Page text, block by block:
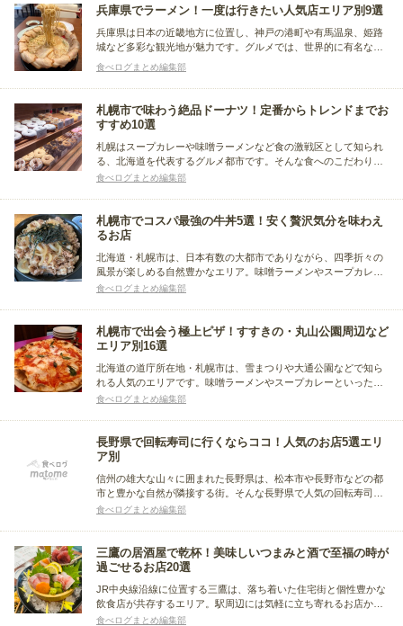
兵庫県でラーメン！一度は行きたい人気店エリア別9選
兵庫県は日本の近畿地方に位置し、神戸の港町や有馬温泉、姫路
城など多彩な観光地が魅力です。グルメでは、世界的に有名な神
戸ビーフや、淡路島の新鮮な魚介類、明石焼きが人気。異国情緒
あふれる街並みと豊かな自然が調和し、多様な文化と美食が楽し
めます。今回はその兵庫県でおすすめのラーメン店をまとめまし
た。
食べログまとめ編集部
札幌市で味わう絶品ドーナツ！定番からトレンドまでお
すすめ10選
札幌はスープカレーや味噌ラーメンなど食の激戦区として知られ
る、北海道を代表するグルメ都市です。そんな食へのこだわりは
スイーツにも波及し、素材にこだわった絶品ドーナツを提供する
した。
食べログまとめ編集部
札幌市でコスパ最強の牛丼5選！安く贅沢気分を味わえ
るお店
北海道・札幌市は、日本有数の大都市でありながら、四季折々の
風景が楽しめる自然豊かなエリア。味噌ラーメンやスープカレ
ー、新鮮な海鮮、ジンギスカンなど、北海道ならではの味覚がそ
食べログまとめ編集部
札幌市で出会う極上ピザ！すすきの・丸山公園周辺など
エリア別16選
北海道の道庁所在地・札幌市は、雪まつりや大通公園などで知ら
れる人気のエリアです。味噌ラーメンやスープカレーといったご
当地グルメが豊富ですが、本格的で美味しいピザを堪能できるお
た。
食べログまとめ編集部
長野県で回転寿司に行くならココ！人気のお店5選エリ
ア別
信州の雄大な山々に囲まれた長野県は、松本市や長野市などの都
市と豊かな自然が隣接する街。そんな長野県で人気の回転寿司店
を紹介します。市場直送のこだわりの寿司が食べられるお店や、
食べログまとめ編集部
三鷹の居酒屋で乾杯！美味しいつまみと酒で至福の時が
過ごせるお店20選
JR中央線沿線に位置する三鷹は、落ち着いた住宅街と個性豊かな
飲食店が共存するエリア。駅周辺には気軽に立ち寄れるお店から
こだわりの料理が楽しめるお店まで、さまざまな居酒屋が揃って
食べログまとめ編集部